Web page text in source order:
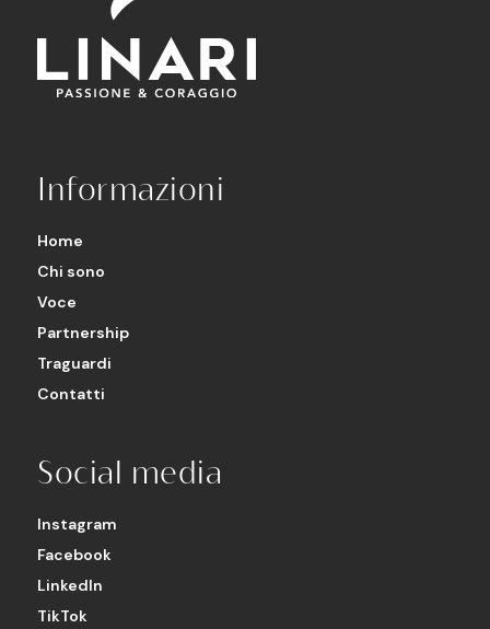
Informazioni
Home
Chi sono
Voce
Partnership
Traguardi
Contatti
Social media
Instagram
Facebook
LinkedIn
TikTok